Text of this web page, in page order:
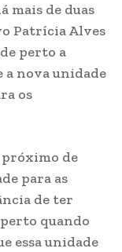
mais de duas
Patrícia Alves
perto a
a nova unidade
os
próximo de
para as
de ter
quando
essa unidade